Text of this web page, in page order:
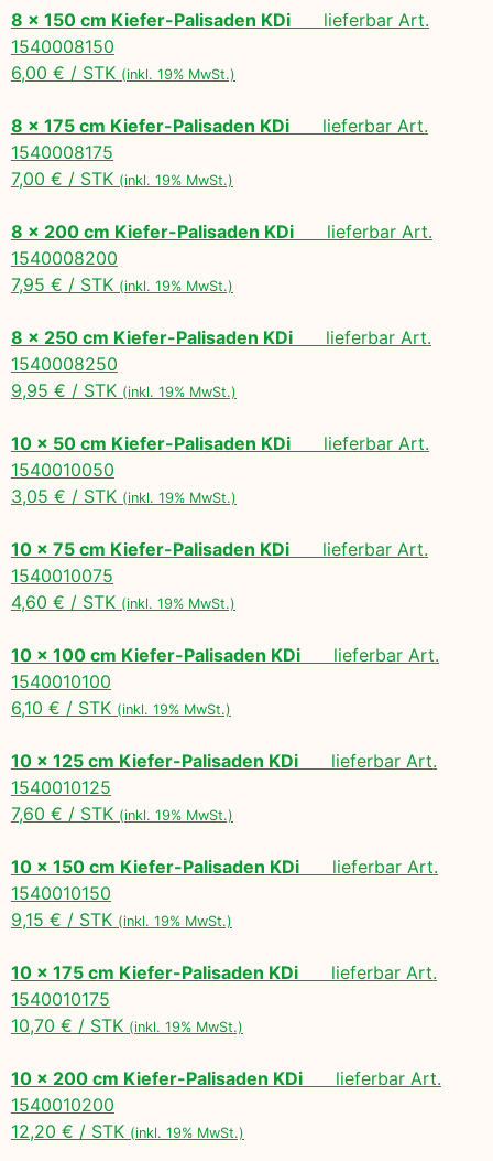
8 x 150 cm Kiefer-Palisaden KDi lieferbar Art.
1540008150
6,00 € / STK (inkl. 19% MwSt.)
8 x 175 cm Kiefer-Palisaden KDi lieferbar Art.
1540008175
7,00 € / STK (inkl. 19% MwSt.)
8 x 200 cm Kiefer-Palisaden KDi lieferbar Art.
1540008200
7,95 € / STK (inkl. 19% MwSt.)
8 x 250 cm Kiefer-Palisaden KDi lieferbar Art.
1540008250
9,95 € / STK (inkl. 19% MwSt.)
10 x 50 cm Kiefer-Palisaden KDi lieferbar Art.
1540010050
3,05 € / STK (inkl. 19% MwSt.)
10 x 75 cm Kiefer-Palisaden KDi lieferbar Art.
1540010075
4,60 € / STK (inkl. 19% MwSt.)
10 x 100 cm Kiefer-Palisaden KDi lieferbar Art.
1540010100
6,10 € / STK (inkl. 19% MwSt.)
10 x 125 cm Kiefer-Palisaden KDi lieferbar Art.
1540010125
7,60 € / STK (inkl. 19% MwSt.)
10 x 150 cm Kiefer-Palisaden KDi lieferbar Art.
1540010150
9,15 € / STK (inkl. 19% MwSt.)
10 x 175 cm Kiefer-Palisaden KDi lieferbar Art.
1540010175
10,70 € / STK (inkl. 19% MwSt.)
10 x 200 cm Kiefer-Palisaden KDi lieferbar Art.
1540010200
12,20 € / STK (inkl. 19% MwSt.)